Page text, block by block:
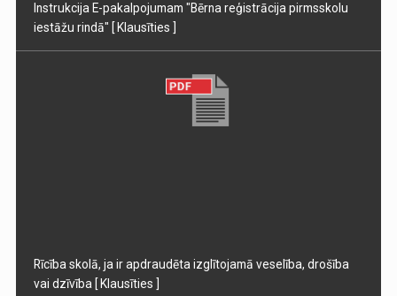
Instrukcija E-pakalpojumam "Bērna reģistrācija pirmsskolu
iestāžu rindā" [ Klausīties ]
Rīcība skolā, ja ir apdraudēta izglītojamā veselība, drošība
vai dzīvība [ Klausīties ]